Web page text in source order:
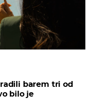
barem tri od
bilo je